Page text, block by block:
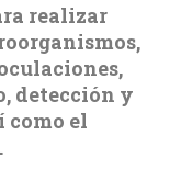
realizar
detección y
como el